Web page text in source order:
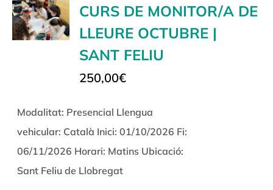
CURS DE MONITOR/A DE
LLEURE OCTUBRE |
SANT FELIU
250,00€
Modalitat: Presencial Llengua
vehicular: Català Inici: 01/10/2026 Fi:
06/11/2026 Horari: Matins Ubicació:
Sant Feliu de Llobregat